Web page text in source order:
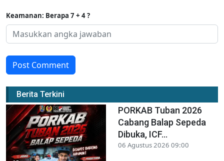
Keamanan: Berapa 7 + 4 ?
Post Comment
Berita Terkini
PORKAB Tuban 2026
Cabang Balap Sepeda
Dibuka, ICF...
06 Agustus 2026 09:00